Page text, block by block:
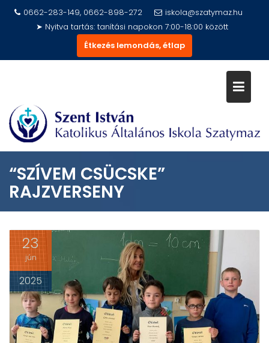
0662-283-149, 0662-898-272
iskola@szatymaz.hu
➤ Nyitva tartás: tanítási napokon 7:00-18:00 között
Étkezés lemondás, étlap
“SZÍVEM CSÜCSKE”
RAJZVERSENY
23
jún
2025